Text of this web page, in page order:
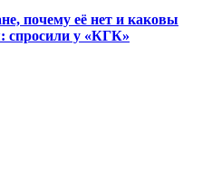
почему её нет и каковы
спросили у «КГК»